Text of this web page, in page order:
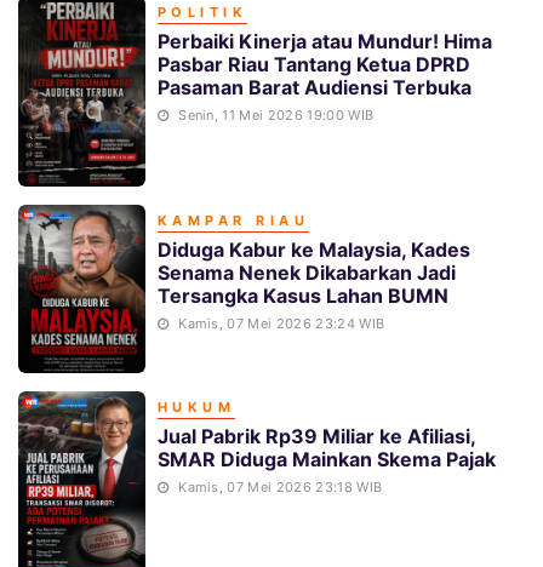
POLITIK
Perbaiki Kinerja atau Mundur! Hima
Pasbar Riau Tantang Ketua DPRD
Pasaman Barat Audiensi Terbuka
Senin, 11 Mei 2026 19:00 WIB
KAMPAR RIAU
Diduga Kabur ke Malaysia, Kades
Senama Nenek Dikabarkan Jadi
Tersangka Kasus Lahan BUMN
Kamis, 07 Mei 2026 23:24 WIB
HUKUM
Jual Pabrik Rp39 Miliar ke Afiliasi,
SMAR Diduga Mainkan Skema Pajak
Kamis, 07 Mei 2026 23:18 WIB